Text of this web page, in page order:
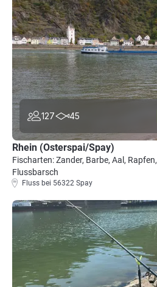
127 45
Rhein (Osterspai/Spay)
Fischarten: Zander, Barbe, Aal, Rapfen,
Flussbarsch
Fluss bei 56322 Spay